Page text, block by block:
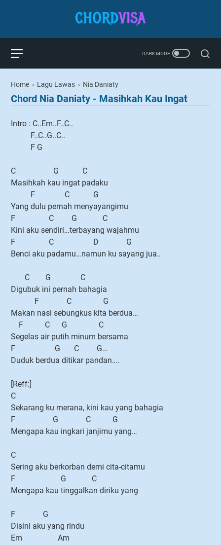
Home › Lagu Lawas › Nia Daniaty
Chord Nia Daniaty - Masihkah Kau Ingat
Intro : C..Em..F..C..
F..C..G..C..
F G
C G C
Masihkah kau ingat padaku
F C G
Yang dulu pernah menyayangimu
F C G C
Kini aku sendiri…terbayang wajahmu
F C D G
Benci aku padamu…namun ku sayang jua..
C G C
Digubuk ini pernah bahagia
F C G
Makan nasi sebungkus kita berdua…
F C G C
Segelas air putih minum bersama
F G C G…
Duduk berdua ditikar pandan….
[Reff:]
C
Sekarang ku merana, kini kau yang bahagia
F G C G
Mengapa kau ingkari janjimu yang…
C
Sering aku berkorban demi cita-citamu
F G C
Mengapa kau tinggalkan diriku yang
F G
Disini aku yang rindu
Em Am